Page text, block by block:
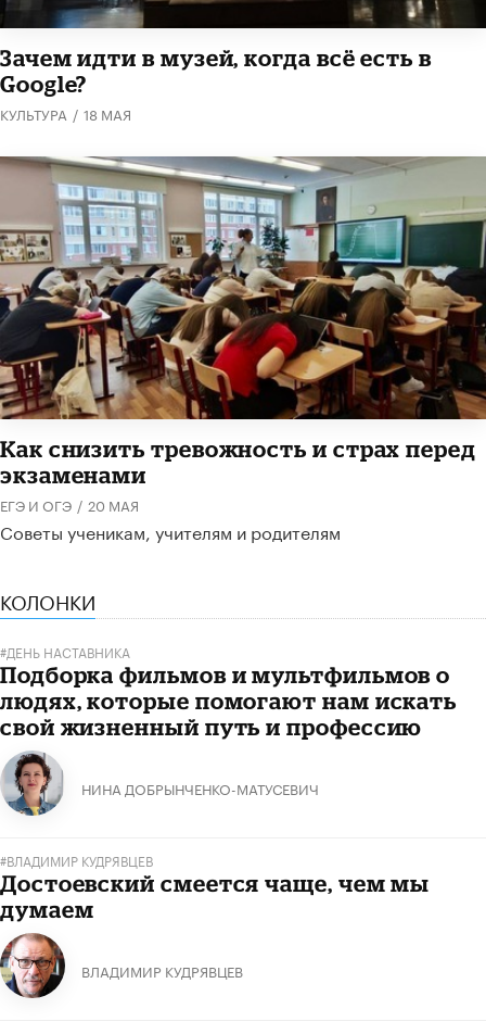
​Зачем идти в музей, когда всё есть в
Google?
КУЛЬТУРА / 18 МАЯ
​Как снизить тревожность и страх перед
экзаменами
ЕГЭ И ОГЭ / 20 МАЯ
Советы ученикам, учителям и родителям
КОЛОНКИ
#ДЕНЬ НАСТАВНИКА
Подборка фильмов и мультфильмов о
людях, которые помогают нам искать
свой жизненный путь и профессию
НИНА ДОБРЫНЧЕНКО-МАТУСЕВИЧ
#ВЛАДИМИР КУДРЯВЦЕВ
Достоевский смеется чаще, чем мы
думаем
ВЛАДИМИР КУДРЯВЦЕВ